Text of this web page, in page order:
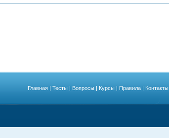
Главная | Тесты | Вопросы | Курсы | Правила | Контакты